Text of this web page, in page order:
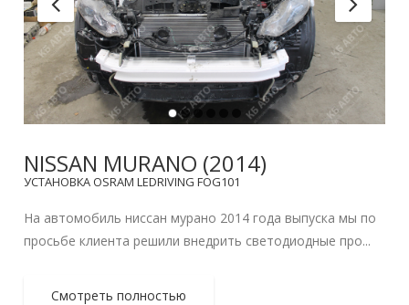
NISSAN MURANO (2014)
УСТАНОВКА OSRAM LEDRIVING FOG101
На автомобиль ниссан мурано 2014 года выпуска мы по
просьбе клиента решили внедрить светодиодные про...
Смотреть полностью